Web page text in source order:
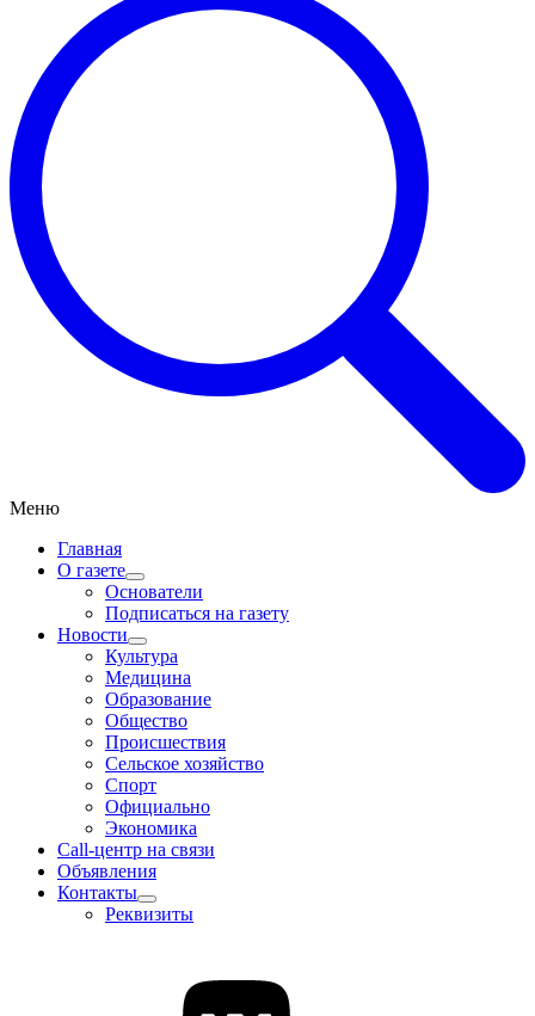
Меню
Главная
О газете
Основатели
Подписаться на газету
Новости
Культура
Медицина
Образование
Общество
Происшествия
Сельское хозяйство
Спорт
Официально
Экономика
Call-центр на связи
Объявления
Контакты
Реквизиты